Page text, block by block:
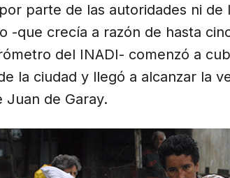
parte de las autoridades ni de
-que crecía a razón de hasta
del INADI- comenzó a
la ciudad y llegó a alcanzar la
Juan de Garay.